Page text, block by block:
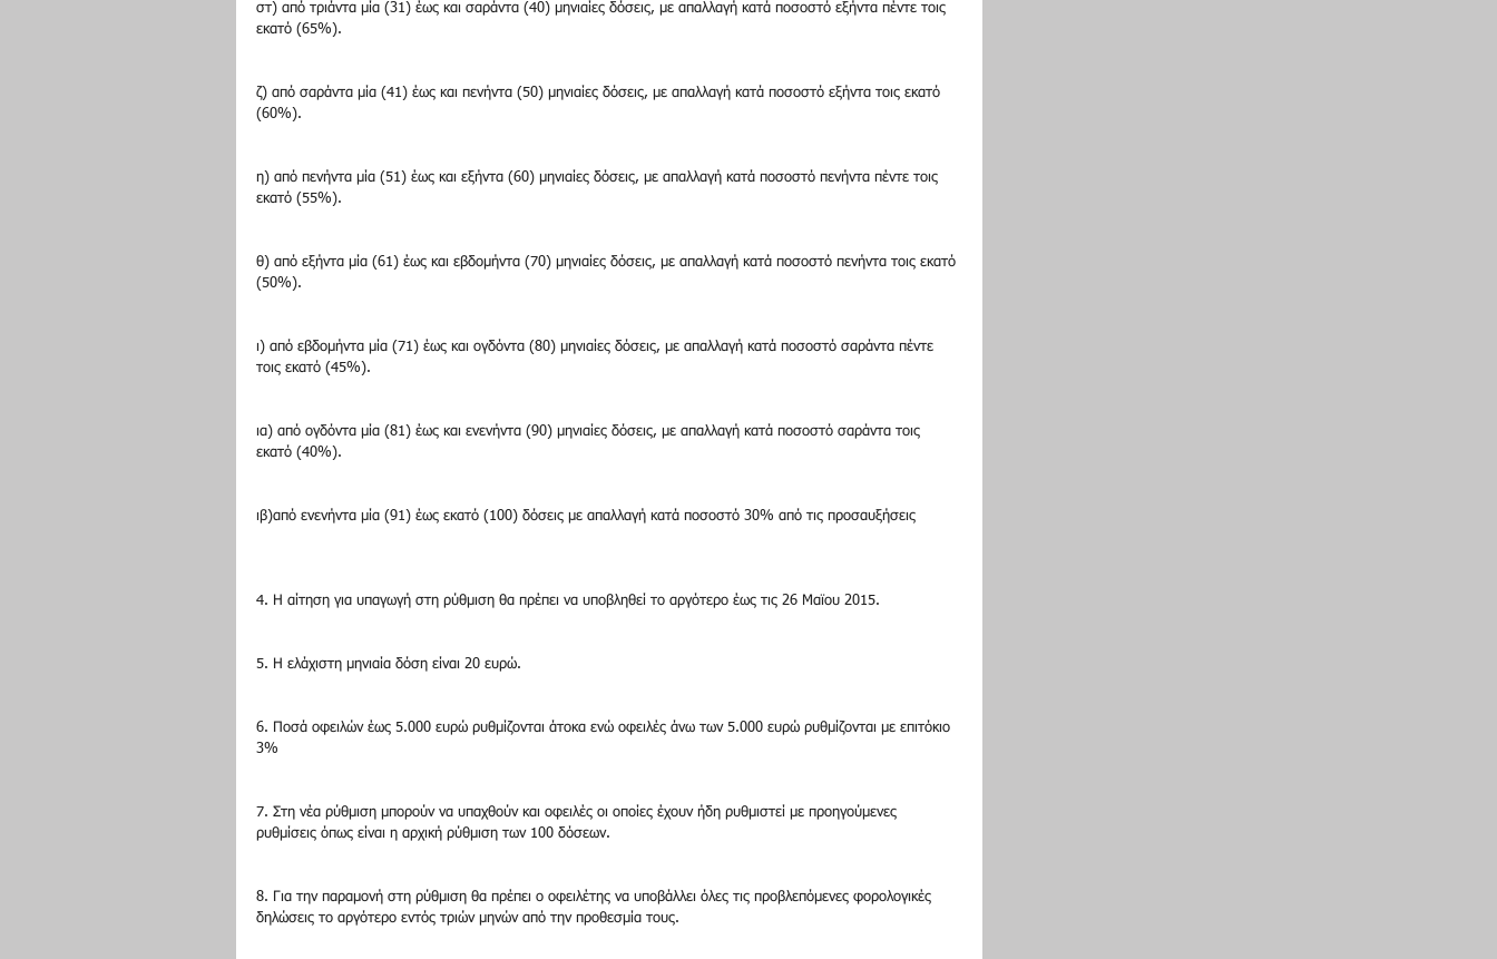
στ) από τριάντα μία (31) έως και σαράντα (40) μηνιαίες δόσεις, με απαλλαγή κατά ποσοστό εξήντα πέντε τοις
εκατό (65%).
ζ) από σαράντα μία (41) έως και πενήντα (50) μηνιαίες δόσεις, με απαλλαγή κατά ποσοστό εξήντα τοις εκατό
(60%).
η) από πενήντα μία (51) έως και εξήντα (60) μηνιαίες δόσεις, με απαλλαγή κατά ποσοστό πενήντα πέντε τοις
εκατό (55%).
θ) από εξήντα μία (61) έως και εβδομήντα (70) μηνιαίες δόσεις, με απαλλαγή κατά ποσοστό πενήντα τοις εκατό
(50%).
ι) από εβδομήντα μία (71) έως και ογδόντα (80) μηνιαίες δόσεις, με απαλλαγή κατά ποσοστό σαράντα πέντε
τοις εκατό (45%).
ια) από ογδόντα μία (81) έως και ενενήντα (90) μηνιαίες δόσεις, με απαλλαγή κατά ποσοστό σαράντα τοις
εκατό (40%).
ιβ)από ενενήντα μία (91) έως εκατό (100) δόσεις με απαλλαγή κατά ποσοστό 30% από τις προσαυξήσεις
4. Η αίτηση για υπαγωγή στη ρύθμιση θα πρέπει να υποβληθεί το αργότερο έως τις 26 Μαϊου 2015.
5. Η ελάχιστη μηνιαία δόση είναι 20 ευρώ.
6. Ποσά οφειλών έως 5.000 ευρώ ρυθμίζονται άτοκα ενώ οφειλές άνω των 5.000 ευρώ ρυθμίζονται με επιτόκιο
3%
7. Στη νέα ρύθμιση μπορούν να υπαχθούν και οφειλές οι οποίες έχουν ήδη ρυθμιστεί με προηγούμενες
ρυθμίσεις όπως είναι η αρχική ρύθμιση των 100 δόσεων.
8. Για την παραμονή στη ρύθμιση θα πρέπει ο οφειλέτης να υποβάλλει όλες τις προβλεπόμενες φορολογικές
δηλώσεις το αργότερο εντός τριών μηνών από την προθεσμία τους.